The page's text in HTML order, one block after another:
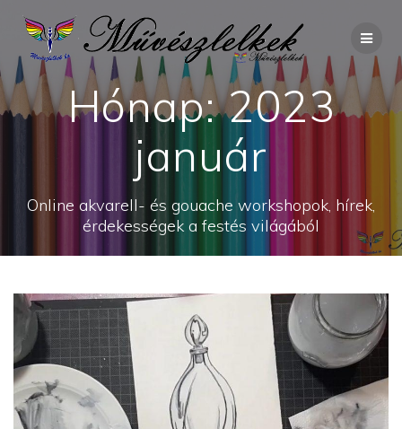
content
Hónap:2023
január
Online akvarell- és gouache workshopok, hírek,
érdekességek a festés világából